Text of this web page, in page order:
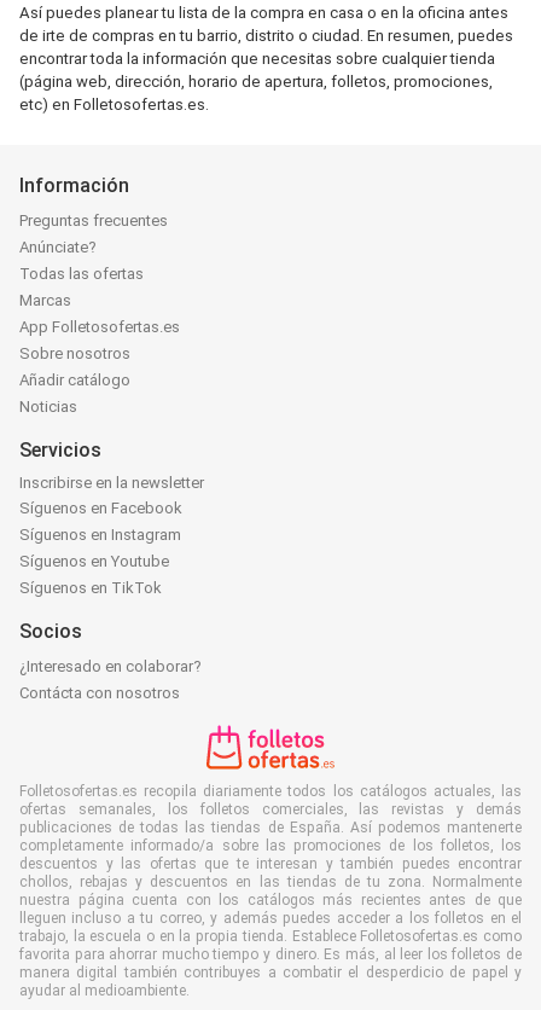
Así puedes planear tu lista de la compra en casa o en la oficina antes
de irte de compras en tu barrio, distrito o ciudad. En resumen, puedes
encontrar toda la información que necesitas sobre cualquier tienda
(página web, dirección, horario de apertura, folletos, promociones,
etc) en Folletosofertas.es.
Información
Preguntas frecuentes
Anúnciate?
Todas las ofertas
Marcas
App Folletosofertas.es
Sobre nosotros
Añadir catálogo
Noticias
Servicios
Inscribirse en la newsletter
Síguenos en Facebook
Síguenos en Instagram
Síguenos en Youtube
Síguenos en TikTok
Socios
¿Interesado en colaborar?
Contácta con nosotros
Folletosofertas.es recopila diariamente todos los catálogos actuales, las
ofertas semanales, los folletos comerciales, las revistas y demás
publicaciones de todas las tiendas de España. Así podemos mantenerte
completamente informado/a sobre las promociones de los folletos, los
descuentos y las ofertas que te interesan y también puedes encontrar
chollos, rebajas y descuentos en las tiendas de tu zona. Normalmente
nuestra página cuenta con los catálogos más recientes antes de que
lleguen incluso a tu correo, y además puedes acceder a los folletos en el
trabajo, la escuela o en la propia tienda. Establece Folletosofertas.es como
favorita para ahorrar mucho tiempo y dinero. Es más, al leer los folletos de
manera digital también contribuyes a combatir el desperdicio de papel y
ayudar al medioambiente.